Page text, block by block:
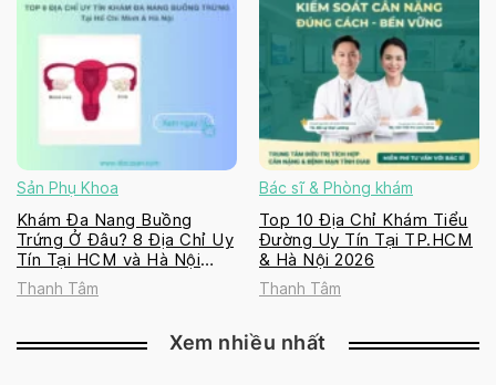
Sản Phụ Khoa
Khám Đa Nang Buồng
Trứng Ở Đâu? 8 Địa Chỉ Uy
Tín Tại HCM và Hà Nội
2026
Thanh Tâm
Bác sĩ & Phòng khám
Top 10 Địa Chỉ Khám Tiểu
Đường Uy Tín Tại TP.HCM
& Hà Nội 2026
Thanh Tâm
Xem nhiều nhất